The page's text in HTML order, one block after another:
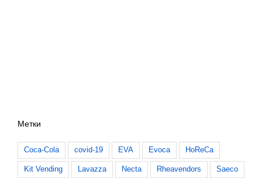
Метки
Coca-Cola covid-19 EVA Evoca HoReCa
Kit Vending Lavazza Necta Rheavendors Saeco